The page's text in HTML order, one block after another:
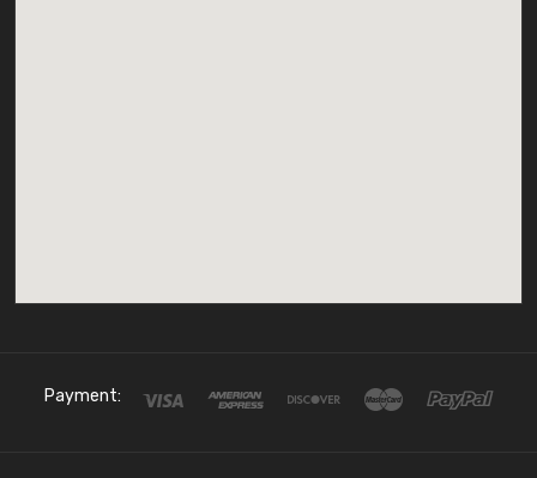
Payment: